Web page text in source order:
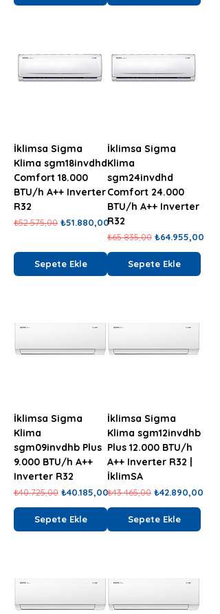
İklimsa Sigma
Klima sgm18invdhd
Comfort 18.000
BTU/h A++ Inverter
R32
Normal Fiyat
₺52.575,00 İndirimli Fiyat
₺51.880,00
Sepete Ekle
İklimsa Sigma
Klima
sgm24invdhd
Comfort 24.000
BTU/h A++ Inverter
R32
Normal Fiyat
₺65.835,00 İndirimli Fiyat
₺64.955,00
Sepete Ekle
İklimsa Sigma
Klima
sgm09invdhb Plus
9.000 BTU/h A++
Inverter R32
Normal Fiyat
₺40.725,00 İndirimli Fiyat
₺40.185,00
Sepete Ekle
İklimsa Sigma
Klima sgm12invdhb
Plus 12.000 BTU/h
A++ Inverter R32 |
İklimSA
Normal Fiyat
₺43.465,00 İndirimli Fiyat
₺42.890,00
Sepete Ekle